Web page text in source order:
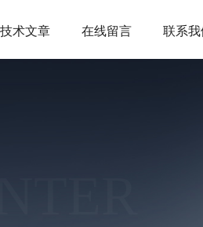
技术文章 在线留言 联系我